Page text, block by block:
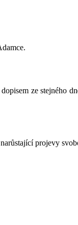
ze stejného
projevy